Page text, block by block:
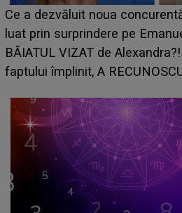
HOROSCOP de weekend, 8-9
care riscă să rămână fără
grabă îi aduce pierderi
planurile peste cap